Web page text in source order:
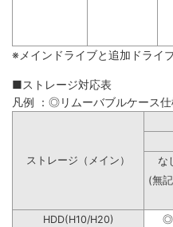
※メインドライブと追加ドライ
■ストレージ対応表
凡例 ：◎リムーバブルケース
ストレージ（メイン）
な
(無
HDD(H10/H20) ◎